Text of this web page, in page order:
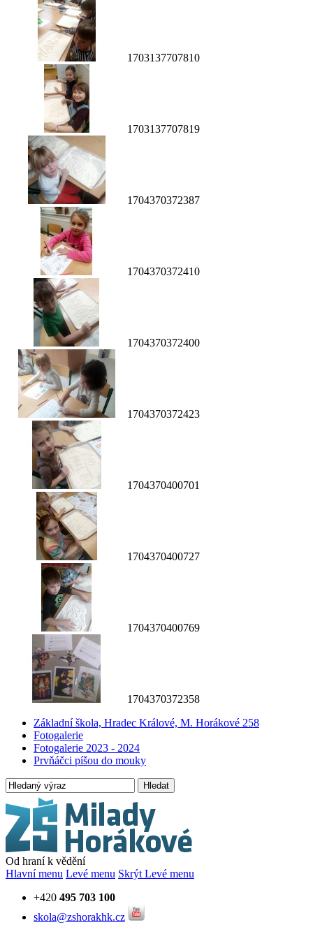
1703137707810
1703137707819
1704370372387
1704370372410
1704370372400
1704370372423
1704370400701
1704370400727
1704370400769
1704370372358
Základní škola, Hradec Králové, M. Horákové 258
Fotogalerie
Fotogalerie 2023 - 2024
Prvňáčci píšou do mouky
Hledat
Od hraní k vědění
Hlavní menu Levé menu Skrýt Levé menu
+420 495 703 100
skola@zshorakhk.cz